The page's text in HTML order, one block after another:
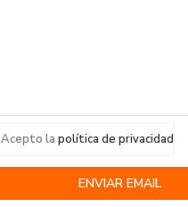
Acepto la política de privacidad